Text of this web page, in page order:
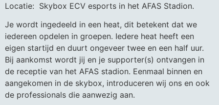
Locatie: Skybox ECV esports in het AFAS Stadion.
Je wordt ingedeeld in een heat, dit betekent dat we
iedereen opdelen in groepen. Iedere heat heeft een
eigen startijd en duurt ongeveer twee en een half uur.
Bij aankomst wordt jij en je supporter(s) ontvangen in
de receptie van het AFAS stadion. Eenmaal binnen en
aangekomen in de skybox, introduceren wij ons en ook
de professionals die aanwezig aan.